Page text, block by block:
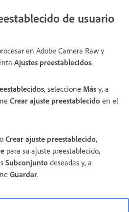
de usuario
en Adobe Camera Raw y
Ajustes preestablecidos.
, seleccione Más y, a
Crear ajuste preestablecido en el
Crear ajuste preestablecido,
para su ajuste preestablecido,
Subconjunto deseadas y, a
Guardar.